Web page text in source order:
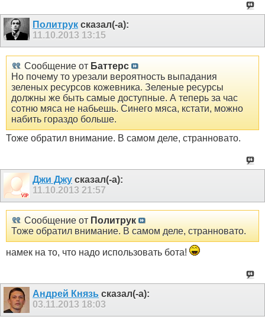
Политрук сказал(-а):
11.10.2013 13:15
Сообщение от Баттерс
Но почему то урезали вероятность выпадания
зеленых ресурсов кожевника. Зеленые ресурсы
должны же быть самые доступные. А теперь за час
сотню мяса не набьешь. Синего мяса, кстати, можно
набить гораздо больше.
Тоже обратил внимание. В самом деле, странновато.
Джи Джу сказал(-а):
11.10.2013 21:57
Сообщение от Политрук
Тоже обратил внимание. В самом деле, странновато.
намек на то, что надо использовать бота!
Андрей Князь сказал(-а):
03.11.2013 18:03